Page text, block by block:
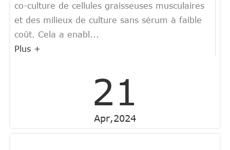
co-culture de cellules graisseuses musculaires
et des milieux de culture sans sérum à faible
coût. Cela a enabl...
Plus +
21
Apr,2024